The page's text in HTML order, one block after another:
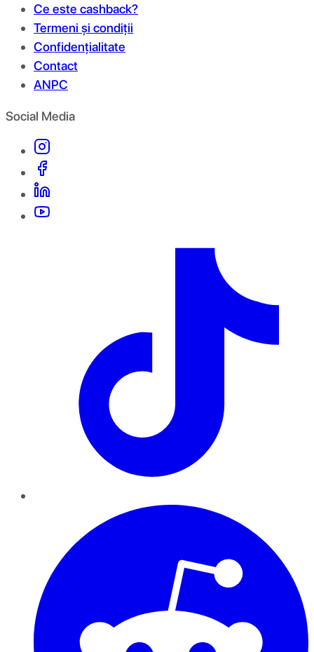
Ce este cashback?
Termeni și condiții
Confidențialitate
Contact
ANPC
Social Media